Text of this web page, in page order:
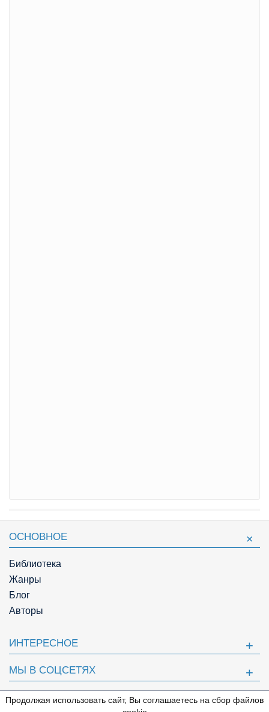
⇩
ОСНОВНОЕ
Библиотека
Жанры
Блог
Авторы
ИНТЕРЕСНОЕ
МЫ В СОЦСЕТЯХ
ПОЛЕЗНОЕ
Продолжая использовать сайт, Вы соглашаетесь на сбор файлов